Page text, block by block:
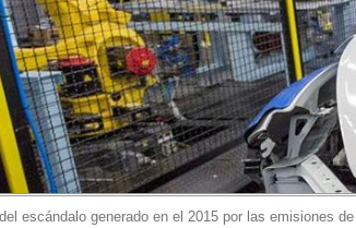
escándalo generado en el 2015 por las emisiones